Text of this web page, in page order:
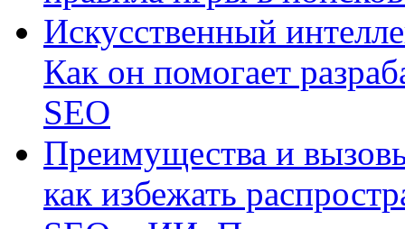
Искусственный
Как он помогает
SEO
Преимущества и
как избежать